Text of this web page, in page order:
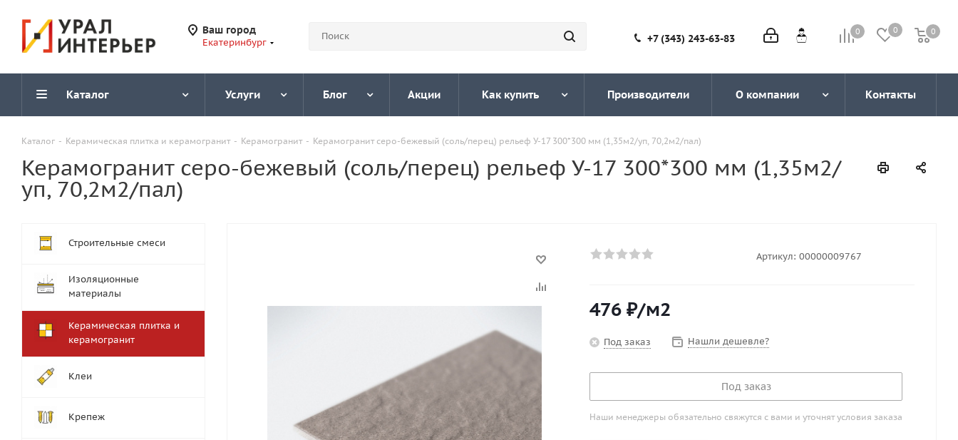
Ваш город
Екатеринбург
0 0 0
0
+7 (343) 243-63-83
Каталог Услуги Блог Акции Как купить Производители О компании Контакты
Каталог - Керамическая плитка и керамогранит - Керамогранит - Керамогранит серо-бежевый (соль/перец) рельеф У-17 300*300 мм (1,35м2/уп, 70,2м2/пал)
Керамогранит серо-бежевый (соль/перец) рельеф У-17 300*300 мм (1,35м2/
уп, 70,2м2/пал)
Артикул: 00000009767
476 ₽/м2
Под заказ Нашли дешевле?
Под заказ
Наши менеджеры обязательно свяжутся с вами и уточнят условия заказа
Строительные смеси
Изоляционные
материалы
Керамическая плитка и
керамогранит
Клеи
Крепеж